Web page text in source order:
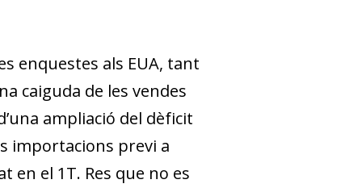
enquestes als EUA, tant
caiguda de les vendes
ampliació del dèficit
importacions previ a
en el 1T. Res que no es